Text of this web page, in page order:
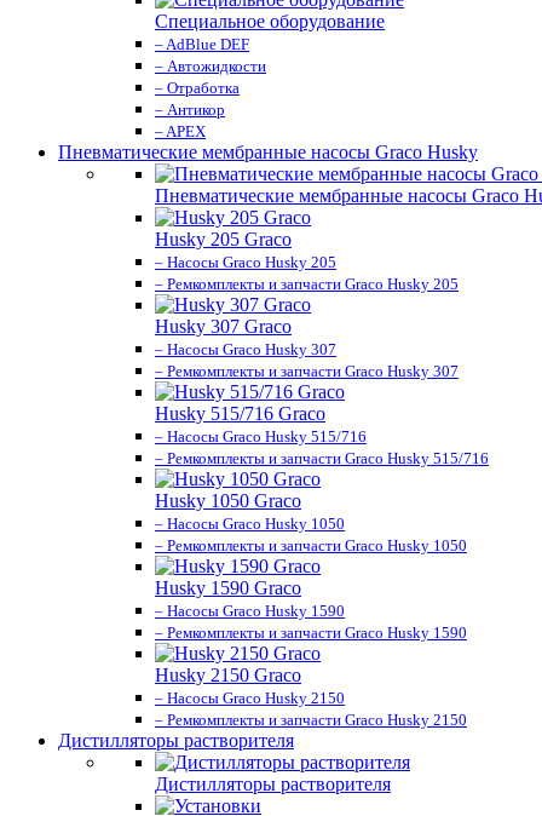
Специальное оборудование
– AdBlue DEF
– Автожидкости
– Отработка
– Антикор
– APEX
Пневматические мембранные насосы Graco Husky
Пневматические мембранные насосы Graco
Husky 205 Graco
– Насосы Graco Husky 205
– Ремкомплекты и запчасти Graco Husky 205
Husky 307 Graco
– Насосы Graco Husky 307
– Ремкомплекты и запчасти Graco Husky 307
Husky 515/716 Graco
– Насосы Graco Husky 515/716
– Ремкомплекты и запчасти Graco Husky 515/716
Husky 1050 Graco
– Насосы Graco Husky 1050
– Ремкомплекты и запчасти Graco Husky 1050
Husky 1590 Graco
– Насосы Graco Husky 1590
– Ремкомплекты и запчасти Graco Husky 1590
Husky 2150 Graco
– Насосы Graco Husky 2150
– Ремкомплекты и запчасти Graco Husky 2150
Дистилляторы растворителя
Дистилляторы растворителя